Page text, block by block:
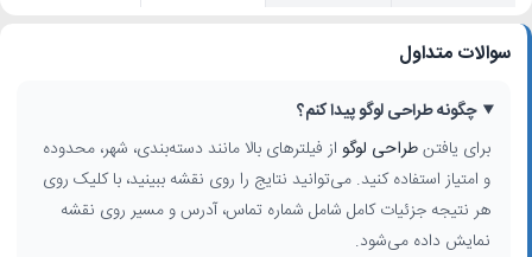
سوالات متداول
چگونه طراحی لوگو پیدا کنم؟
برای یافتنطراحی لوگو از فیلترهای بالا مانند دسته‌بندی، شهر، محدوده
و امتیاز استفاده کنید. می‌توانید نتایج را روی نقشه ببینید، با کلیک روی
هر نتیجه جزئیات کامل شامل شماره تماس، آدرس و مسیر روی نقشه
نمایش داده می‌شود.